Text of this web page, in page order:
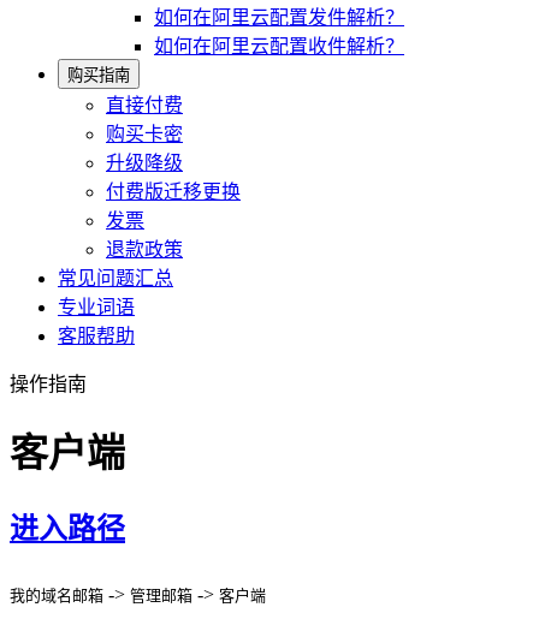
如何在阿里云配置发件解析？
如何在阿里云配置收件解析？
购买指南
直接付费
购买卡密
升级降级
付费版迁移更换
发票
退款政策
常见问题汇总
专业词语
客服帮助
操作指南
客户端
进入路径
我的域名邮箱 -> 管理邮箱 -> 客户端